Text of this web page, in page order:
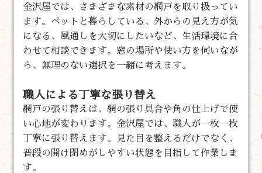
金沢屋では、さまざまな素材の網戸を取り扱ってい
ます。ペットと暮らしている、外からの見え方が気
になる、風通しを大切にしたいなど、生活環境に合
わせて相談できます。窓の場所や使い方を伺いなが
ら、無理のない選択を一緒に考えます。
職人による丁寧な張り替え
網戸の張り替えは、網の張り具合や角の仕上げで使
い心地が変わります。金沢屋では、職人が一枚一枚
丁寧に張り替えます。見た目を整えるだけでなく、
普段の開け閉めがしやすい状態を目指して作業しま
す。